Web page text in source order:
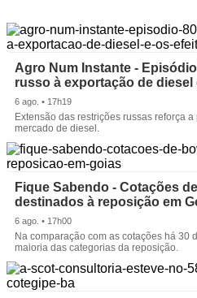
Agro Num Instante -
russo à exportação de diesel
6 ago. • 17h19
Extensão das restrições russas reforça
mercado de diesel.
Fique Sabendo - Cotações
destinados à reposição em
6 ago. • 17h00
Na comparação com as cotações há 30
maioria das categorias da reposição.